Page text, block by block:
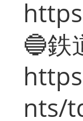
🔵鉄
nts/